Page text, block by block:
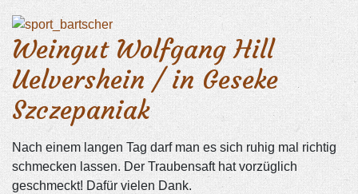
Weingut Wolfgang Hill
Uelvershein / in Geseke
Szczepaniak
Nach einem langen Tag darf man es sich ruhig mal richtig
schmecken lassen. Der Traubensaft hat vorzüglich
geschmeckt! Dafür vielen Dank.